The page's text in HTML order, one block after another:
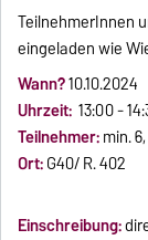
TeilnehmerInnen
eingeladen wie
Wann?10.10.2024
Uhrzeit: 13:00 -
Teilnehmer:min.
Ort:G40/ R. 402
Einschreibung: